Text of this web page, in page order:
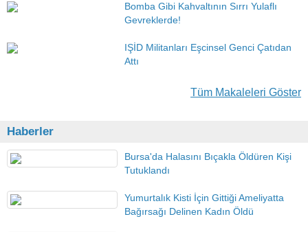
Bomba Gibi Kahvaltının Sırrı Yulaflı
Gevreklerde!
IŞİD Militanları Eşcinsel Genci Çatıdan
Attı
Tüm Makaleleri Göster
Haberler
Bursa'da Halasını Bıçakla Öldüren Kişi
Tutuklandı
Yumurtalık Kisti İçin Gittiği Ameliyatta
Bağırsağı Delinen Kadın Öldü